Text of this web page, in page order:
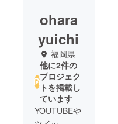
ohara
yuichi
福岡県
他に2件の
プロジェク
トを掲載し
ています
YOUTUBEや